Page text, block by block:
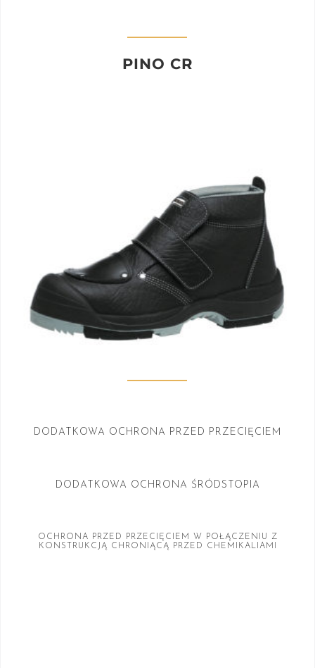
PINO CR
DODATKOWA OCHRONA PRZED PRZECIĘCIEM
DODATKOWA OCHRONA ŚRÓDSTOPIA
OCHRONA PRZED PRZECIĘCIEM W POŁĄCZENIU Z
KONSTRUKCJĄ CHRONIĄCĄ PRZED CHEMIKALIAMI